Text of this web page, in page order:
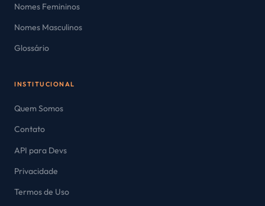
Nomes Femininos
Nomes Masculinos
Glossário
INSTITUCIONAL
Quem Somos
Contato
API para Devs
Privacidade
Termos de Uso